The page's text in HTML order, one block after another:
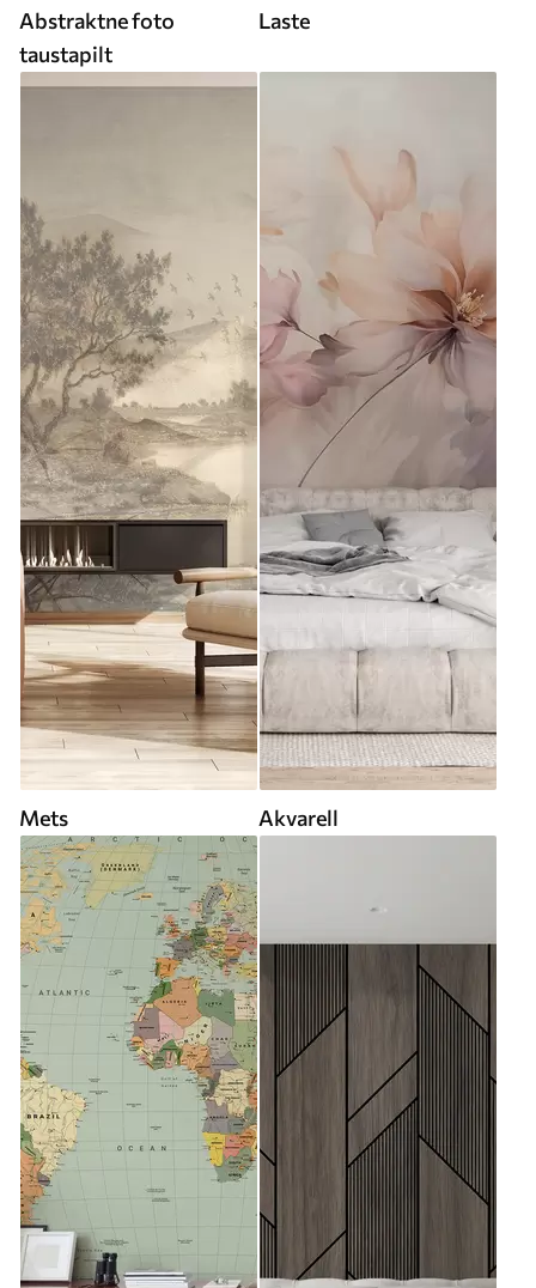
Abstraktne foto
taustapilt
Laste
Mets Akvarell